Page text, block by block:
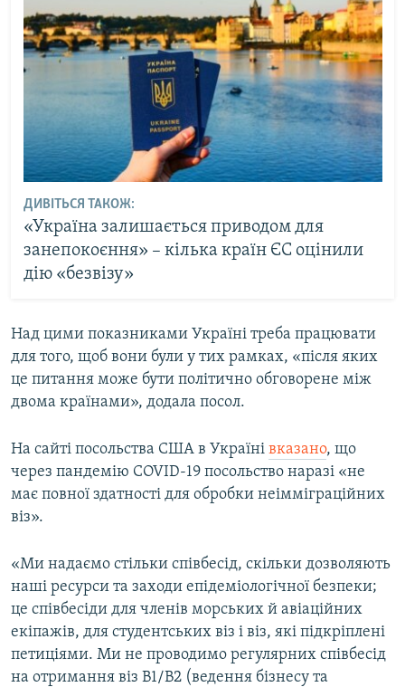
ДИВІТЬСЯ ТАКОЖ:
«Україна залишається приводом для
занепокоєння» – кілька країн ЄС оцінили
дію «безвізу»
Над цими показниками Україні треба працювати
для того, щоб вони були у тих рамках, «після яких
це питання може бути політично обговорене між
двома країнами», додала посол.
На сайті посольства США в Україні вказано, що
через пандемію COVID-19 посольство наразі «не
має повної здатності для обробки неімміграційних
віз».
«Ми надаємо стільки співбесід, скільки дозволяють
наші ресурси та заходи епідеміологічної безпеки;
це співбесіди для членів морських й авіаційних
екіпажів, для студентських віз і віз, які підкріплені
петиціями. Ми не проводимо регулярних співбесід
на отримання віз B1/B2 (ведення бізнесу та